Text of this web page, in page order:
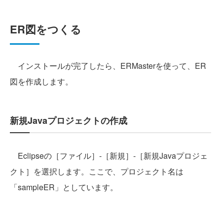
ER図をつくる
インストールが完了したら、ERMasterを使って、ER
図を作成します。
新規Javaプロジェクトの作成
Eclipseの［ファイル］‐［新規］‐［新規Javaプロジェ
クト］を選択します。ここで、プロジェクト名は
「sampleER」としています。